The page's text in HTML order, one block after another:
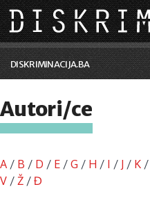
Skip to main content
DISKRIMINACIJA.BA
Vijesti i događaji
Kolumne
Autori/ce
A / B / D / E / G / H / I / J / K /
V / Ž / Đ